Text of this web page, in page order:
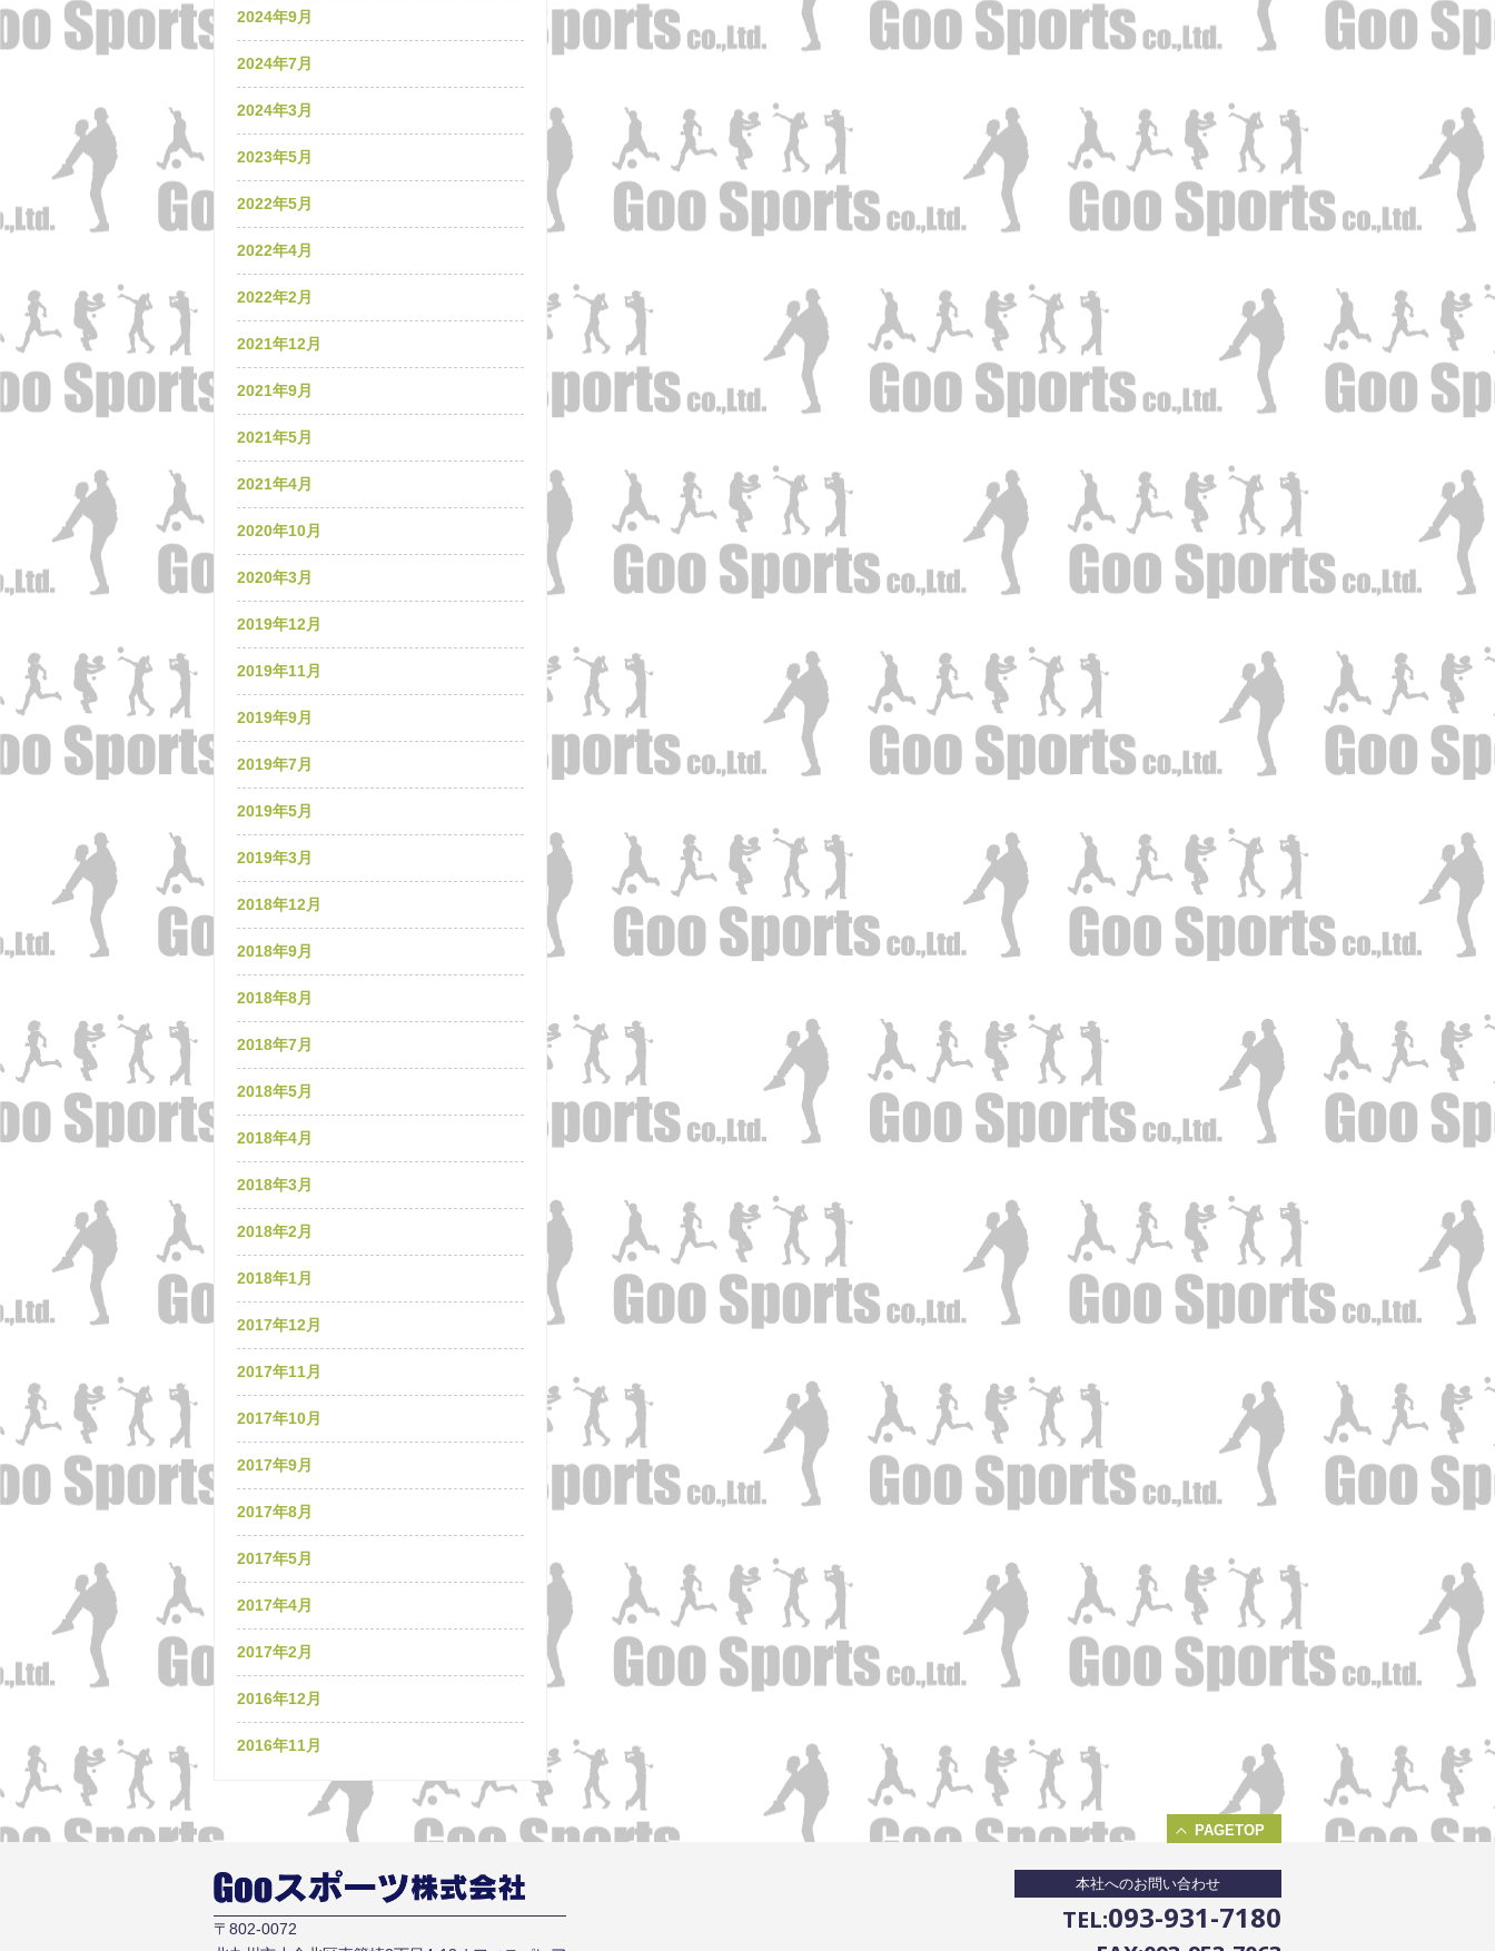
2024年9月
2024年7月
2024年3月
2023年5月
2022年5月
2022年4月
2022年2月
2021年12月
2021年9月
2021年5月
2021年4月
2020年10月
2020年3月
2019年12月
2019年11月
2019年9月
2019年7月
2019年5月
2019年3月
2018年12月
2018年9月
2018年8月
2018年7月
2018年5月
2018年4月
2018年3月
2018年2月
2018年1月
2017年12月
2017年11月
2017年10月
2017年9月
2017年8月
2017年5月
2017年4月
2017年2月
2016年12月
2016年11月
PAGETOP
〒802-0072
本社へのお問い合わせ
TEL:093-931-7180